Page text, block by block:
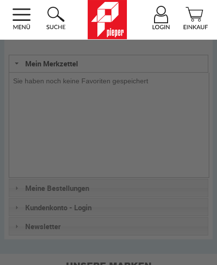
Mein Merkzettel
Sie haben noch keine Favoriten gespeichert
Meine Bestellungen
Kundenkonto - Login
Newsletter